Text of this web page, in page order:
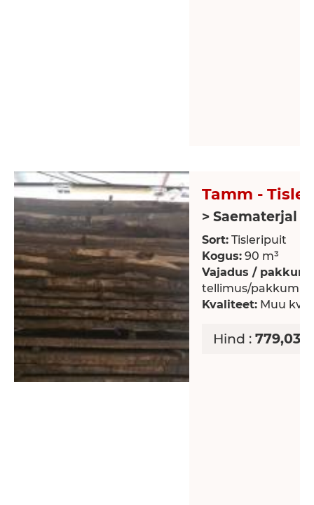
Tamm -
> Saematerjal
Sort: Tisleripuit
Kogus: 90 m³
Vajadus /
tellimus/
Kvaliteet: Muu
Hind : 779,03